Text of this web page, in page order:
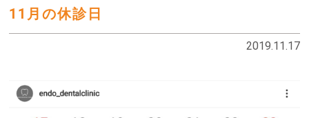
11月の休診日
2019.11.17